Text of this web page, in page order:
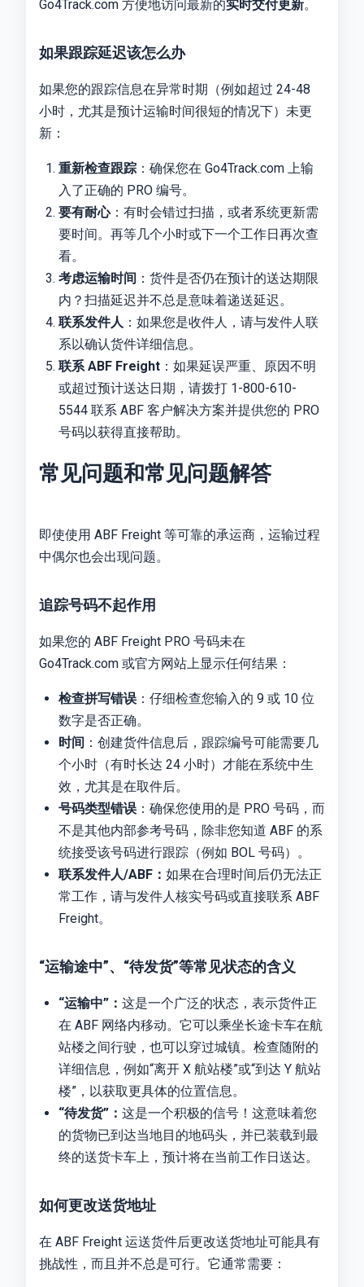
Go4Track.com 方便地访问最新的实时交付更新。
如果跟踪延迟该怎么办
如果您的跟踪信息在异常时期（例如超过 24-48
小时，尤其是预计运输时间很短的情况下）未更
新：
重新检查跟踪 ：确保您在 Go4Track.com 上输
入了正确的 PRO 编号。
要有耐心：有时会错过扫描，或者系统更新需
要时间。再等几个小时或下一个工作日再次查
看。
考虑运输时间 ：货件是否仍在预计的送达期限
内？扫描延迟并不总是意味着递送延迟。
联系发件人 ：如果您是收件人，请与发件人联
系以确认货件详细信息。
联系 ABF Freight ：如果延误严重、原因不明
或超过预计送达日期，请拨打 1-800-610-
5544 联系 ABF 客户解决方案并提供您的 PRO
号码以获得直接帮助。
常见问题和常见问题解答
即使使用 ABF Freight 等可靠的承运商，运输过程
中偶尔也会出现问题。
追踪号码不起作用
如果您的 ABF Freight PRO 号码未在
Go4Track.com 或官方网站上显示任何结果：
检查拼写错误 ：仔细检查您输入的 9 或 10 位
数字是否正确。
时间 ：创建货件信息后，跟踪编号可能需要几
个小时（有时长达 24 小时）才能在系统中生
效，尤其是在取件后。
号码类型错误 ：确保您使用的是 PRO 号码，而
不是其他内部参考号码，除非您知道 ABF 的系
统接受该号码进行跟踪（例如 BOL 号码）。
联系发件人/ABF： 如果在合理时间后仍无法正
常工作，请与发件人核实号码或直接联系 ABF
Freight。
“运输途中”、“待发货”等常见状态的含义
“运输中”： 这是一个广泛的状态，表示货件正
在 ABF 网络内移动。它可以乘坐长途卡车在航
站楼之间行驶，也可以穿过城镇。检查随附的
详细信息，例如“离开 X 航站楼”或“到达 Y 航站
楼”，以获取更具体的位置信息。
“待发货”： 这是一个积极的信号！这意味着您
的货物已到达当地目的地码头，并已装载到最
终的送货卡车上，预计将在当前工作日送达。
如何更改送货地址
在 ABF Freight 运送货件后更改送货地址可能具有
挑战性，而且并不总是可行。它通常需要：